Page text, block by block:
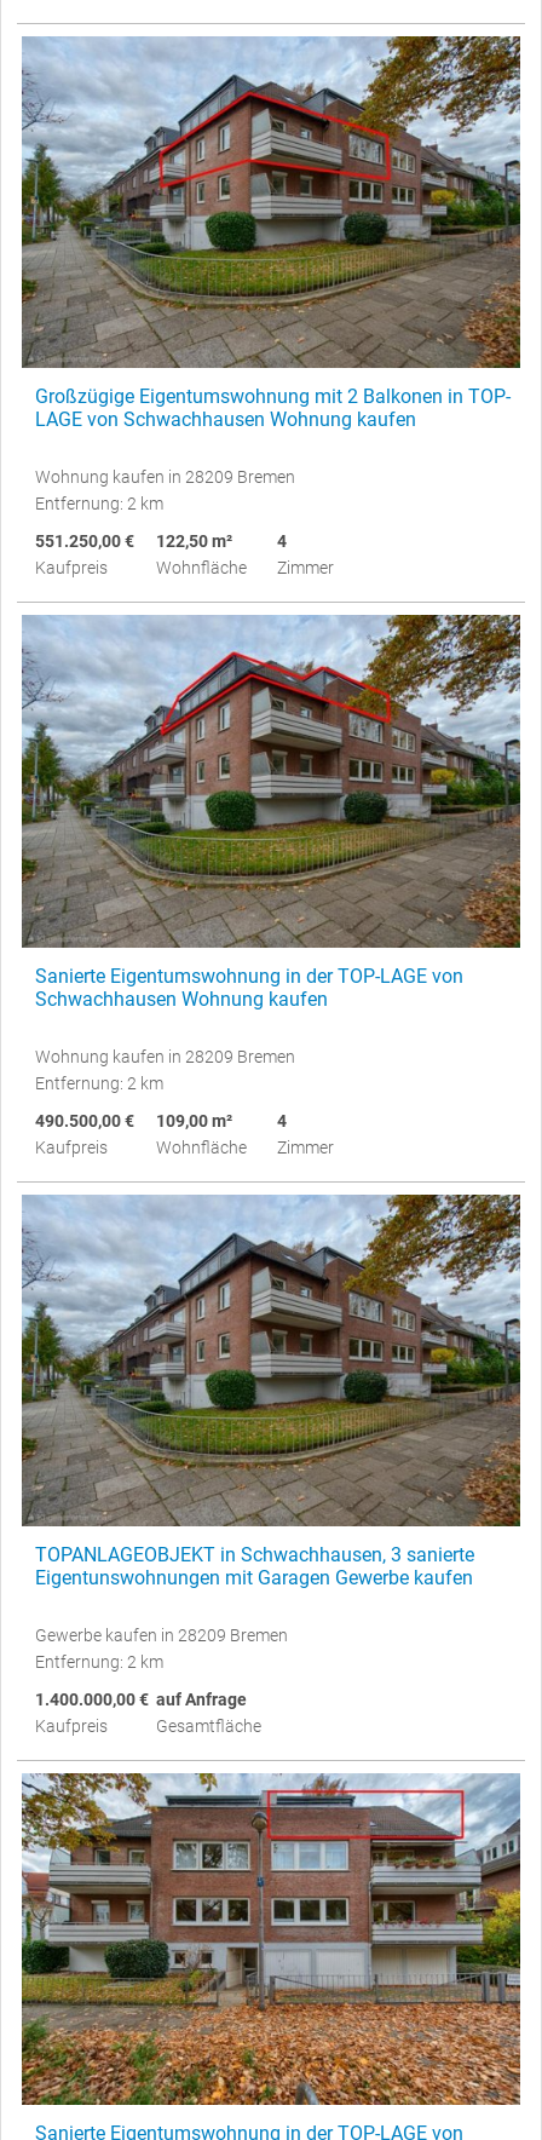
Großzügige Eigentumswohnung mit 2 Balkonen in TOP-
LAGE von Schwachhausen Wohnung kaufen
Wohnung kaufen in 28209 Bremen
Entfernung: 2 km
551.250,00 €
Kaufpreis
122,50 m²
Wohnfläche
4
Zimmer
Sanierte Eigentumswohnung in der TOP-LAGE von
Schwachhausen Wohnung kaufen
Wohnung kaufen in 28209 Bremen
Entfernung: 2 km
490.500,00 €
Kaufpreis
109,00 m²
Wohnfläche
4
Zimmer
TOPANLAGEOBJEKT in Schwachhausen, 3 sanierte
Eigentunswohnungen mit Garagen Gewerbe kaufen
Gewerbe kaufen in 28209 Bremen
Entfernung: 2 km
1.400.000,00 €
Kaufpreis
auf Anfrage
Gesamtfläche
Sanierte Eigentumswohnung in der TOP-LAGE von